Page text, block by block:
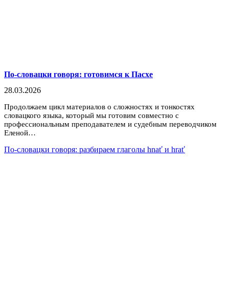
По-словацки говоря: готовимся к Пасхе
28.03.2026
Продолжаем цикл материалов о сложностях и тонкостях
словацкого языка, который мы готовим совместно с
профессиональным преподавателем и судебным переводчиком
Еленой…
По-словацки говоря: разбираем глаголы hnať и hrať